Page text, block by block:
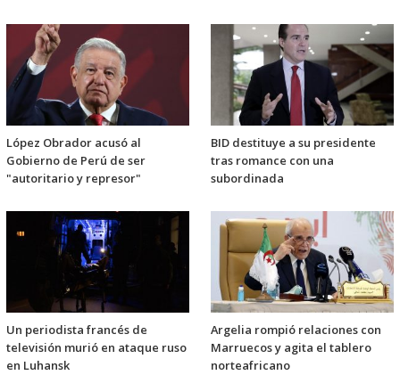
López Obrador acusó al
Gobierno de Perú de ser
"autoritario y represor"
BID destituye a su presidente
tras romance con una
subordinada
Un periodista francés de
televisión murió en ataque ruso
en Luhansk
Argelia rompió relaciones con
Marruecos y agita el tablero
norteafricano